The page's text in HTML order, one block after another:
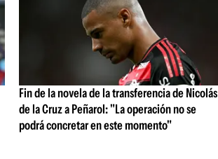
Fin de la novela de la transferencia de Nicolás
de la Cruz a Peñarol: "La operación no se
podrá concretar en este momento"